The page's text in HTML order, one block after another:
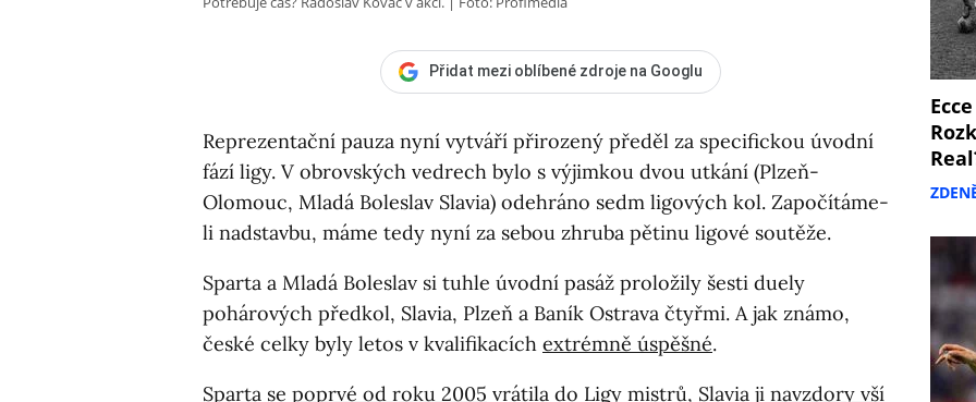
Přidat mezi oblíbené zdroje na Googlu
Reprezentační pauza nyní vytváří přirozený předěl za specifickou úvodní
fází ligy. V obrovských vedrech bylo s výjimkou dvou utkání (Plzeň-
Olomouc, Mladá Boleslav Slavia) odehráno sedm ligových kol. Započítáme-
li nadstavbu, máme tedy nyní za sebou zhruba pětinu ligové soutěže.
Sparta a Mladá Boleslav si tuhle úvodní pasáž proložily šesti duely
pohárových předkol, Slavia, Plzeň a Baník Ostrava čtyřmi. A jak známo,
české celky byly letos v kvalifikacích extrémně úspěšné.
Sparta se poprvé od roku 2005 vrátila do Ligy mistrů, Slavia ji navzdory vší